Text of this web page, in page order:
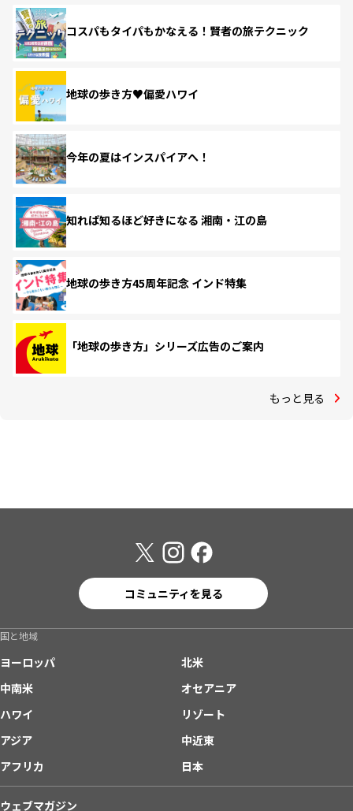
コスパもタイパもかなえる！賢者の旅テクニック
地球の歩き方♥偏愛ハワイ
今年の夏はインスパイアへ！
知れば知るほど好きになる 湘南・江の島
地球の歩き方45周年記念 インド特集
「地球の歩き方」シリーズ広告のご案内
もっと見る
コミュニティを見る
国と地域
ヨーロッパ
北米
中南米
オセアニア
ハワイ
リゾート
アジア
中近東
アフリカ
日本
ウェブマガジン